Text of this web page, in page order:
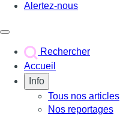
Alertez-nous
Rechercher
Accueil
Info
Tous nos articles
Nos reportages